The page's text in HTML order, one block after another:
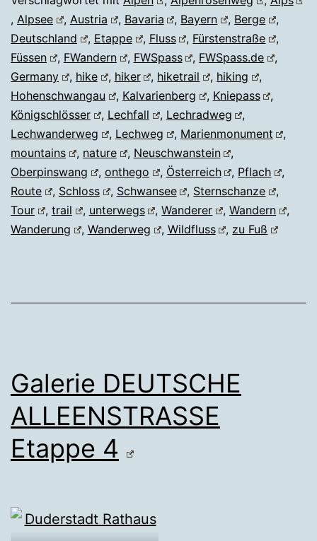
, Alpsee , Austria , Bavaria , Bayern , Berge
,
Deutschland
, Etappe , Fluss , Fürstenstraße
,
Füssen
, FWandern , FWSpass , FWSpass.de
,
Germany
, hike , hiker , hiketrail , hiking
,
Hohenschwangau
, Kalvarienberg , Kniepass
,
Königschlösser
, Lechfall , Lechradweg
,
Lechwanderweg
, Lechweg , Marienmonument
,
mountains
, nature , Neuschwanstein
,
Oberpinswang
, onthego , Österreich , Pflach
,
Route
, Schloss , Schwansee , Sternschanze
,
Tour
, trail , unterwegs ,Wanderer ,Wandern
,
Wanderung
, Wanderweg , Wildfluss , zu Fuß
Galerie DEUTSCHE
ALLEENSTRASSE
Etappe 4